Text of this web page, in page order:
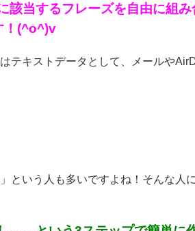
該当するフレーズを自由に組
！(^o^)v
テキストデータとして、メールや
という人も多いですよね！そんな人